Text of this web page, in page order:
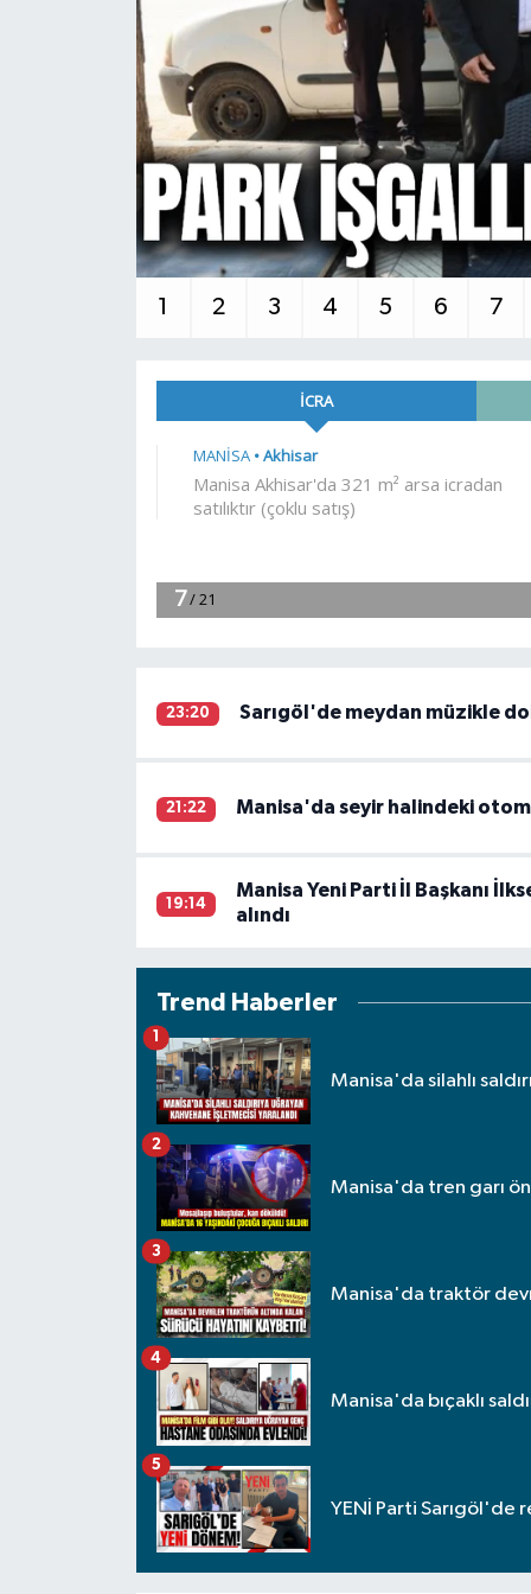
1 2 3 4 5 6 7
23:20 Sarıgöl'de meydan müzikle
21:22 Manisa'da seyir halindeki
19:14
Manisa Yeni Parti İl Başkanı
alındı
Trend Haberler
Manisa'da silahlı
1
Manisa'da tren garı
2
Manisa'da traktör
3
Manisa'da bıçaklı
4
YENİ Parti Sarıgöl'de
5